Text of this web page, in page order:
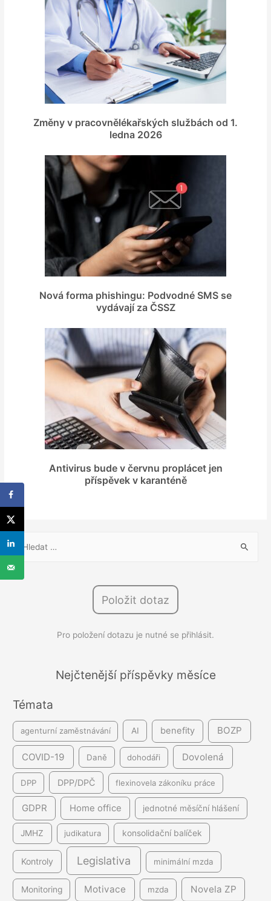
Změny v pracovnělékařských službách od 1.
ledna 2026
Nová forma phishingu: Podvodné SMS se
vydávají za ČSSZ
Antivirus bude v červnu proplácet jen
příspěvek v karanténě
y
h
í
Položit dotaz
Pro položení dotazu je nutné se přihlásit.
Nejčtenější příspěvky měsíce
Témata
agenturní zaměstnávání AI benefity BOZP
COVID-19 Daně dohodáři Dovolená
DPP DPP/DPČ flexinovela zákoníku práce
GDPR Home office jednotné měsíční hlášení
JMHZ judikatura konsolidační balíček
Kontroly Legislativa minimální mzda
Monitoring Motivace mzda Novela ZP